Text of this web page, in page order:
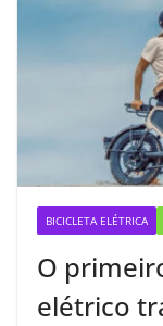
BICICLETA ELÉTRICA
O
elétrico